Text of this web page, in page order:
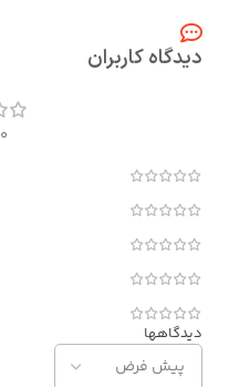
دیدگاه کاربران
0 دیدگاه
دیدگاهها